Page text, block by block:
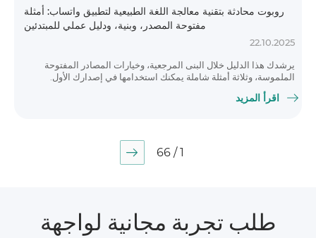
روبوت محادثة بتقنية معالجة اللغة الطبيعية لتطبيق واتساب: أمثلة
مفتوحة المصدر، وبنية، ودليل عملي للمبتدئين
22.10.2025
يرشدك هذا الدليل خلال البنى المرجعية، وخيارات المصادر المفتوحة
الملموسة، وثلاثة أمثلة شاملة يمكنك استخدامها في إصدارك الأول.
اقرأ المزيد
1 / 66
طلب تجربة مجانية لواجهة